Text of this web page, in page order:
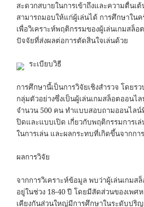
สะดวกสบายในการเข้าถึงและความตื่นเ
สามารถมอบให้แก่ผู้เล่นได้ การศึกษาใน
เพื่อวิเคราะห์พฤติกรรมของผู้เล่นเกมสล็
ปัจจัยที่ส่งผลต่อการตัดสินใจเล่นด้วย
ระเบียบวิธี
การศึกษานี้เป็นการวิจัยเชิงสำรวจ โดยร
กลุ่มตัวอย่างซึ่งเป็นผู้เล่นเกมสล็อตออนไ
จำนวน 500 คน ทำแบบสอบถามออนไล
ปิดและแบบเปิด เกี่ยวกับพฤติกรรมการเ
ในการเล่น และผลกระทบที่เกิดขึ้นจากกา
ผลการวิจัย
จากการวิเคราะห์ข้อมูล พบว่าผู้เล่นเกมส
อยู่ในช่วง 18-40 ปี โดยมีสัดส่วนของเพศ
เคียงกันส่วนใหญ่มีการศึกษาในระดับปริ